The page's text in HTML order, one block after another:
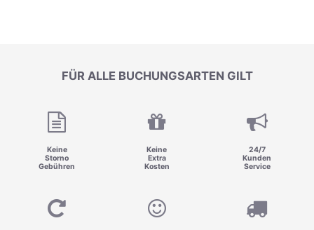
FÜR ALLE BUCHUNGSARTEN GILT
Keine
Storno
Gebühren
Keine
Extra
Kosten
24/7
Kunden
Service